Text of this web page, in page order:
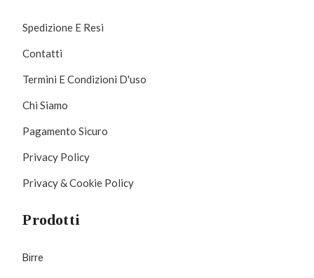
Spedizione E Resi
Contatti
Termini E Condizioni D'uso
Chi Siamo
Pagamento Sicuro
Privacy Policy
Privacy & Cookie Policy
Prodotti
Birre